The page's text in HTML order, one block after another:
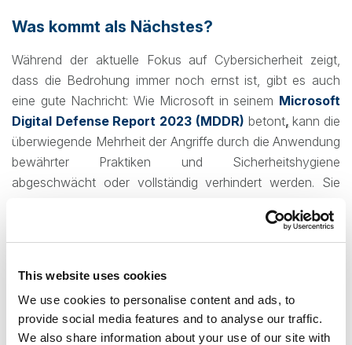
This website uses cookies
We use cookies to personalise content and ads, to
provide social media features and to analyse our traffic.
We also share information about your use of our site with
Was kommt als Nächstes?
Während der aktuelle Fokus auf Cybersicherheit zeigt,
dass die Bedrohung immer noch ernst ist, gibt es auch
eine gute Nachricht: Wie Microsoft in seinem Microsoft
Digital Defense Report 2023 (MDDR) betont, kann die
überwiegende Mehrheit der Angriffe durch die Anwendung
bewährter Praktiken und Sicherheitshygiene
abgeschwächt oder vollständig verhindert werden. Sie
Aktivieren der Multifaktor-Authentifizierung
Softwareauf dem neuesten Stand
halten
Schutz der internen Daten